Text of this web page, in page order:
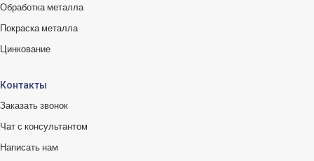
Обработка металла
Покраска металла
Цинкование
Контакты
Заказать звонок
Чат с консультантом
Написать нам